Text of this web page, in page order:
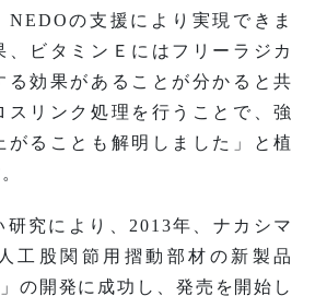
NEDOの支援により実現できま
、ビタミンＥにはフリーラジカ
る効果があることが分かると共
スリンク処理を行うことで、強
がることも解明しました」と植
研究により、2013年、ナカシマ
工股関節用摺動部材の新製品
の開発に成功し、発売を開始し